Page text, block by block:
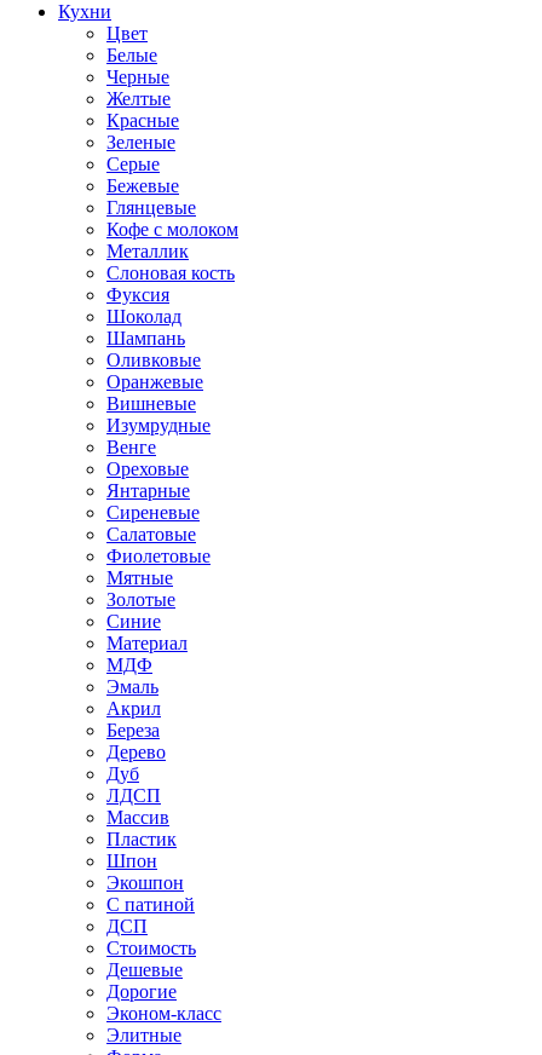
Кухни
Цвет
Белые
Черные
Желтые
Красные
Зеленые
Серые
Бежевые
Глянцевые
Кофе с молоком
Металлик
Слоновая кость
Фуксия
Шоколад
Шампань
Оливковые
Оранжевые
Вишневые
Изумрудные
Венге
Ореховые
Янтарные
Сиреневые
Салатовые
Фиолетовые
Мятные
Золотые
Синие
Материал
МДФ
Эмаль
Акрил
Береза
Дерево
Дуб
ЛДСП
Массив
Пластик
Шпон
Экошпон
С патиной
ДСП
Стоимость
Дешевые
Дорогие
Эконом-класс
Элитные